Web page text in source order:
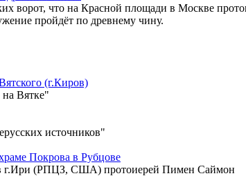
ворот, что на Красной площади в Москве
пройдёт по древнему чину.
(г.Киров)
Вятке"
источников"
Покрова в Рубцове
в г.Ири (РПЦЗ, США) протоиерей Пимен Саймон